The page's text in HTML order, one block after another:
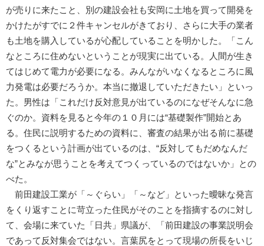
が売りに来たこと、別の建設会社も安岡に土地を買って開発を
かけたがすでに２件キャンセルがきており、さらに大手の業者
も土地を購入しているが心配していることを明かした。「こん
なところに住めないということが現実に出ている。人間が生き
てはじめて電力が必要になる。みんながいなくなるところに風
力発電は必要だろうか。本当に撤退していただきたい」といっ
た。男性は「これだけ反対意見が出ているのになぜそんなに急
ぐのか。資料を見ると今年の１０月には“基礎製作”開始とあ
る。住民に説明するための資料に、審査の結果が出る前に基礎
をつくるという計画が出ているのは、“反対してもだめなんだ
な”とみなが思うことを考えてつくっているのではないか」との
べた。
前田建設工業が「～ぐらい」「～など」といった曖昧な発言
をくり返すことに苛立った住民がそのことを指摘するのに対し
て、会場に来ていた「日共」県議が、「前田建設の事業説明会
であって反対集会ではない。言葉尻をとって現場の所長をいじ